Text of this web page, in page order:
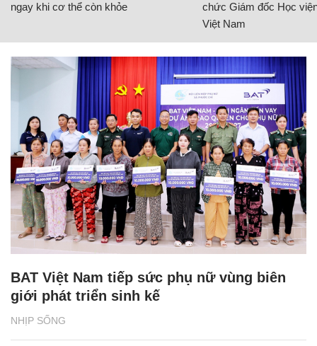
ngay khi cơ thể còn khỏe
chức Giám đốc Học
Việt Nam
NHỊP SỐNG
BAT Việt Nam tiếp sức phụ nữ vùng biên
giới phát triển sinh kế